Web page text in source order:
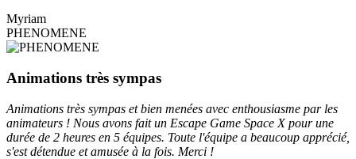
Myriam
PHENOMENE
Animations très sympas
Animations très sympas et bien menées avec enthousiasme par les
animateurs ! Nous avons fait un Escape Game Space X pour une
durée de 2 heures en 5 équipes. Toute l'équipe a beaucoup apprécié,
s'est détendue et amusée à la fois. Merci !